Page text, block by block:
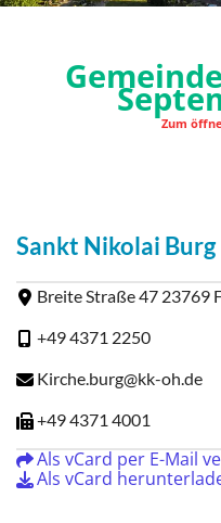
Gemeinde
Zum
Sankt Nikolai Burg
Breite Straße 47 23769
+49 4371 2250
Kirche.burg@kk-oh.de
+49 4371 4001
Als vCard per E-Mail
Als vCard